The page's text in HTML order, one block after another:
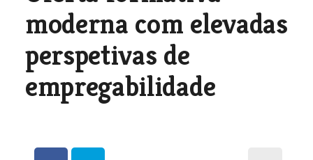
moderna com elevadas
perspetivas de
empregabilidade